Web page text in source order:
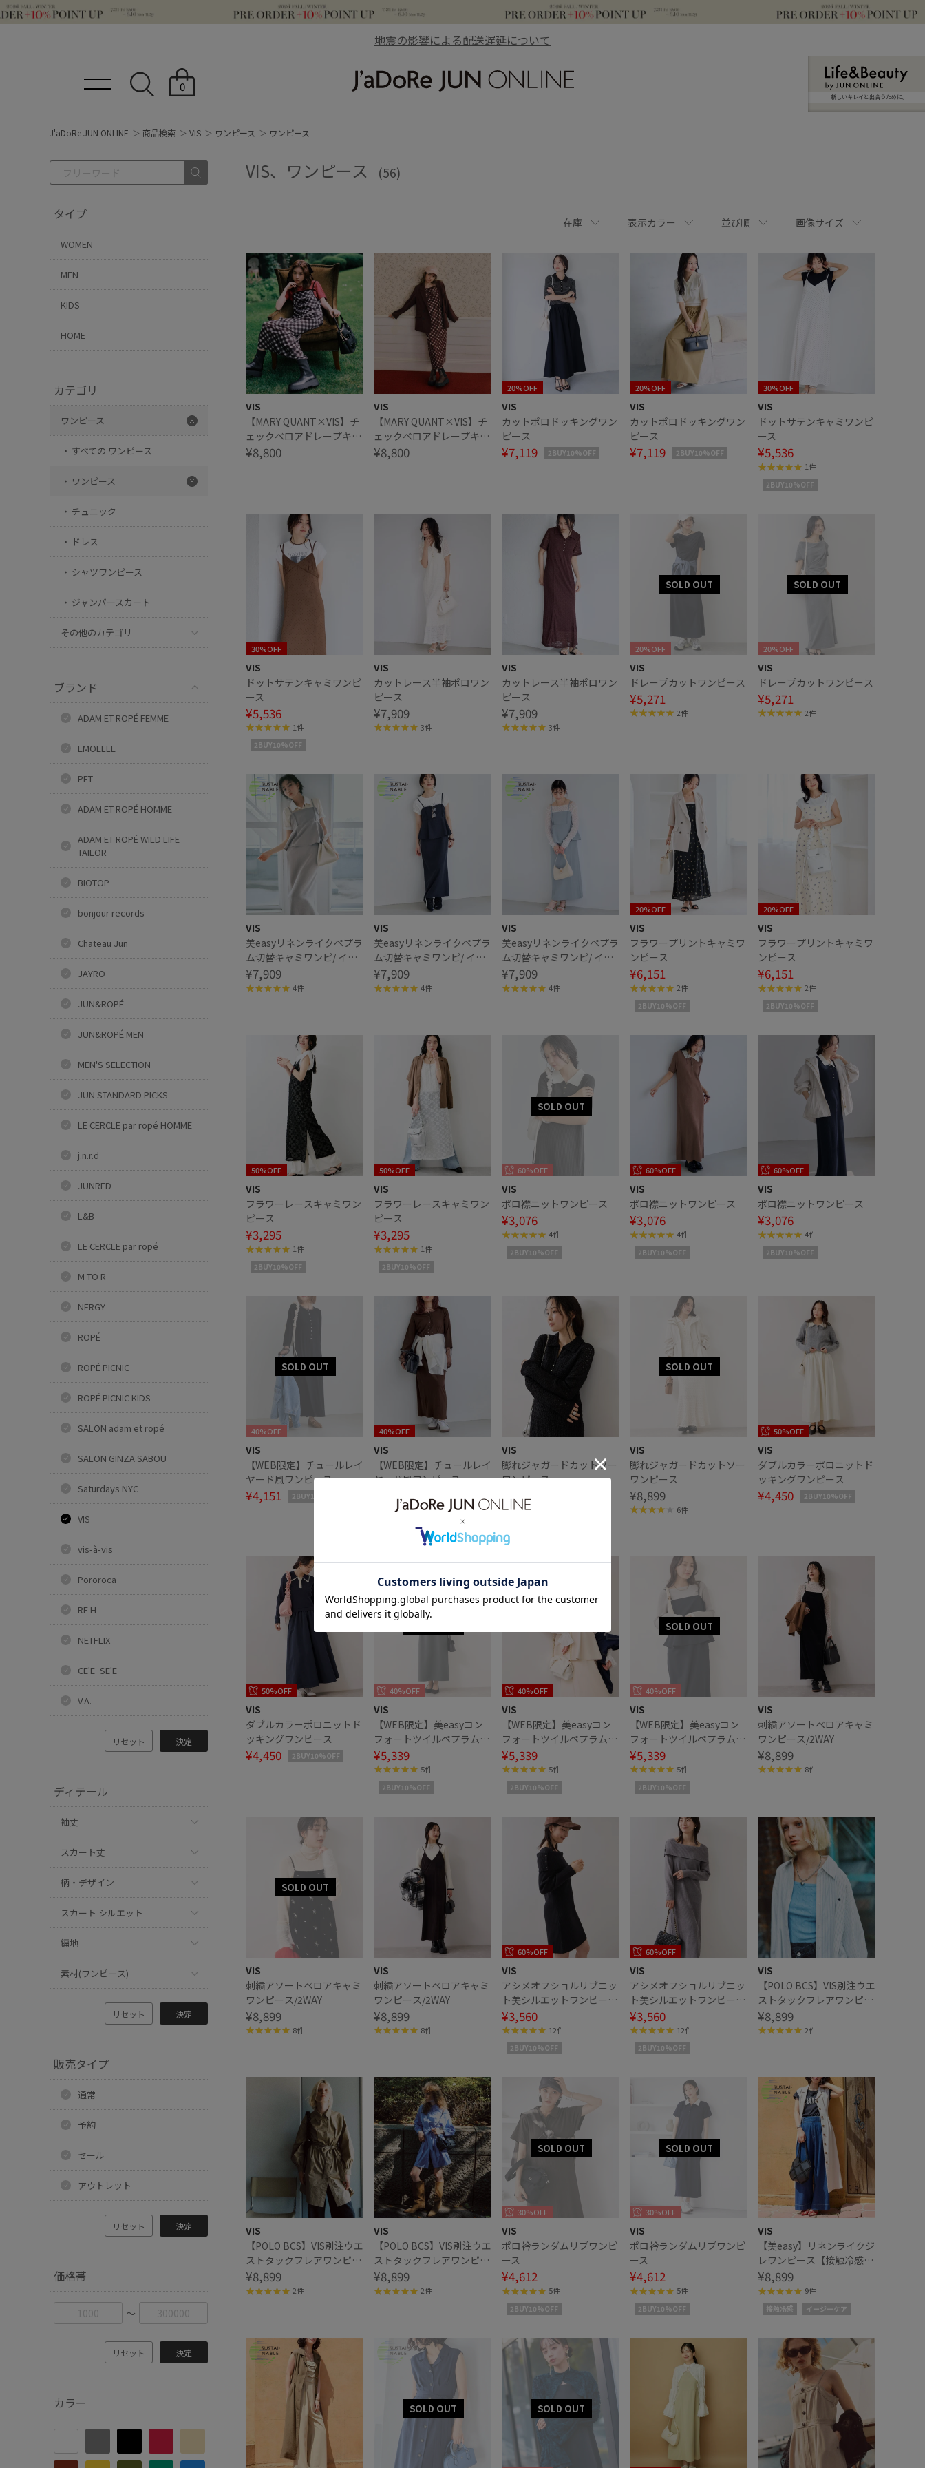
地震の影響による配送遅延について
0
新しいキレイと出合うために。
J'aDoRe JUN ONLINE 商品検索 VIS ワンピース ワンピース
タイプ
WOMEN
MEN
KIDS
HOME
カテゴリ
ワンピース
すべての ワンピース
ワンピース
チュニック
ドレス
シャツワンピース
ジャンパースカート
その他のカテゴリ
ブランド
ADAM ET ROPÉ FEMME
EMOELLE
PFT
ADAM ET ROPÉ HOMME
ADAM ET ROPÉ WILD LIFE
TAILOR
BIOTOP
bonjour records
Chateau Jun
JAYRO
JUN&ROPÉ
JUN&ROPÉ MEN
MEN'S SELECTION
JUN STANDARD PICKS
LE CERCLE par ropé HOMME
j.n.r.d
JUNRED
L&B
LE CERCLE par ropé
M TO R
NERGY
ROPÉ
ROPÉ PICNIC
ROPÉ PICNIC KIDS
SALON adam et ropé
SALON GINZA SABOU
Saturdays NYC
VIS
vis-à-vis
Pororoca
RE H
NETFLIX
CE'E_SE'E
V.A.
リセット 決定
ディテール
袖丈
スカート丈
柄・デザイン
スカート シルエット
編地
素材(ワンピース)
リセット 決定
販売タイプ
通常
予約
セール
アウトレット
リセット 決定
価格帯
〜
リセット 決定
カラー
VIS、ワンピース (56)
在庫 表示カラー 並び順 画像サイズ
VIS
【MARY QUANT×VIS】チ
ェックベロアドレープキャ
ミワンピース
¥8,800
VIS
【MARY QUANT×VIS】チ
ェックベロアドレープキャ
ミワンピース
¥8,800
20%OFF
VIS
カットポロドッキングワン
ピース
¥7,119 2BUY10%OFF
20%OFF
VIS
カットポロドッキングワン
ピース
¥7,119 2BUY10%OFF
30%OFF
VIS
ドットサテンキャミワンピ
ース
¥5,536
1件
2BUY10%OFF
30%OFF
VIS
ドットサテンキャミワンピ
ース
¥5,536
1件
2BUY10%OFF
VIS
カットレース半袖ポロワン
ピース
¥7,909
3件
VIS
カットレース半袖ポロワン
ピース
¥7,909
3件
20%OFF
VIS
ドレープカットワンピース
¥5,271
2件
20%OFF
VIS
ドレープカットワンピース
¥5,271
2件
VIS
美easyリネンライクペプラ
ム切替キャミワンピ/ イー
ジーケア・接触冷感・セッ
トアップ対応
¥7,909
4件
VIS
美easyリネンライクペプラ
ム切替キャミワンピ/ イー
ジーケア・接触冷感・セッ
トアップ対応
¥7,909
4件
VIS
美easyリネンライクペプラ
ム切替キャミワンピ/ イー
ジーケア・接触冷感・セッ
トアップ対応
¥7,909
4件
20%OFF
VIS
フラワープリントキャミワ
ンピース
¥6,151
2件
2BUY10%OFF
20%OFF
VIS
フラワープリントキャミワ
ンピース
¥6,151
2件
2BUY10%OFF
50%OFF
VIS
フラワーレースキャミワン
ピース
¥3,295
1件
2BUY10%OFF
50%OFF
VIS
フラワーレースキャミワン
ピース
¥3,295
1件
2BUY10%OFF
60%OFF
VIS
ポロ襟ニットワンピース
¥3,076
4件
2BUY10%OFF
60%OFF
VIS
ポロ襟ニットワンピース
¥3,076
4件
2BUY10%OFF
60%OFF
VIS
ポロ襟ニットワンピース
¥3,076
4件
2BUY10%OFF
40%OFF
VIS
【WEB限定】チュールレイ
ヤード風ワンピース
¥4,151 2BUY10%OFF
40%OFF
VIS
【WEB限定】チュールレイ
ヤード風ワンピース
¥4,151
VIS
膨れジャガードカットソー
ワンピース
¥8,899
VIS
膨れジャガードカットソー
ワンピース
¥8,899
6件
50%OFF
VIS
ダブルカラーポロニットド
ッキングワンピース
¥4,450 2BUY10%OFF
50%OFF
VIS
ダブルカラーポロニットド
ッキングワンピース
¥4,450 2BUY10%OFF
40%OFF
VIS
【WEB限定】美easyコン
フォートツイルペプラム切
替キャミワンピース/イー
ジーケア・UVケア
¥5,339
5件
2BUY10%OFF
40%OFF
VIS
【WEB限定】美easyコン
フォートツイルペプラム切
替キャミワンピース/イー
ジーケア・UVケア
¥5,339
5件
2BUY10%OFF
40%OFF
VIS
【WEB限定】美easyコン
フォートツイルペプラム切
替キャミワンピース/イー
ジーケア・UVケア
¥5,339
5件
2BUY10%OFF
VIS
刺繍アソートベロアキャミ
ワンピース/2WAY
¥8,899
8件
VIS
刺繍アソートベロアキャミ
ワンピース/2WAY
¥8,899
8件
VIS
刺繍アソートベロアキャミ
ワンピース/2WAY
¥8,899
8件
60%OFF
VIS
アシメオフショルリブニッ
ト美シルエットワンピー
ス/着丈が選べる
¥3,560
12件
2BUY10%OFF
60%OFF
VIS
アシメオフショルリブニッ
ト美シルエットワンピー
ス/着丈が選べる
¥3,560
12件
2BUY10%OFF
VIS
【POLO BCS】VIS別注ウエ
ストタックフレアワンピー
ス/WEB限定
¥8,899
2件
VIS
【POLO BCS】VIS別注ウエ
ストタックフレアワンピー
ス/WEB限定
¥8,899
2件
VIS
【POLO BCS】VIS別注ウエ
ストタックフレアワンピー
ス/WEB限定
¥8,899
2件
30%OFF
VIS
ポロ衿ランダムリブワンピ
ース
¥4,612
5件
2BUY10%OFF
30%OFF
VIS
ポロ衿ランダムリブワンピ
ース
¥4,612
5件
2BUY10%OFF
VIS
【美easy】リネンライクジ
レワンピース【接触冷感/
洗える】
¥8,899
9件
接触冷感 イージーケア